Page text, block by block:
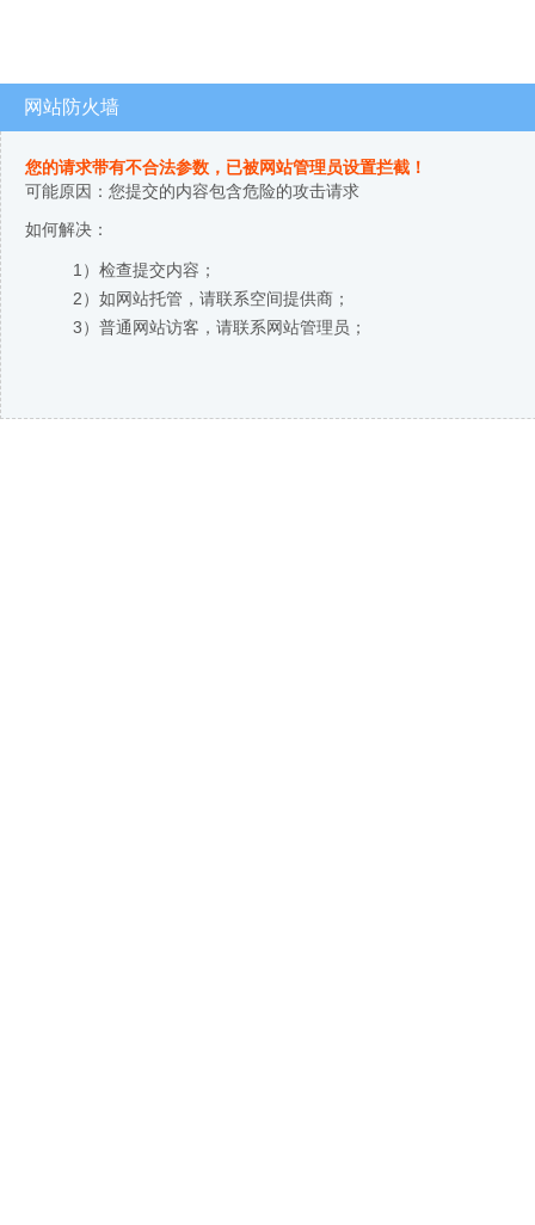
网站防火墙
您的请求带有不合法参数，已被网站管理员设置拦截！
可能原因：您提交的内容包含危险的攻击请求
如何解决：
1）检查提交内容；
2）如网站托管，请联系空间提供商；
3）普通网站访客，请联系网站管理员；